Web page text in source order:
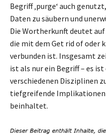
Begriff ‚purge‘ auch
Daten zu säubern und
Die Wortherkunft deutet
die mit dem Get rid of oder
verbunden ist. Insgesamt
ist als nur ein Begriff – es
verschiedenen Disziplinen
tiefgreifende Implikationen
beinhaltet.